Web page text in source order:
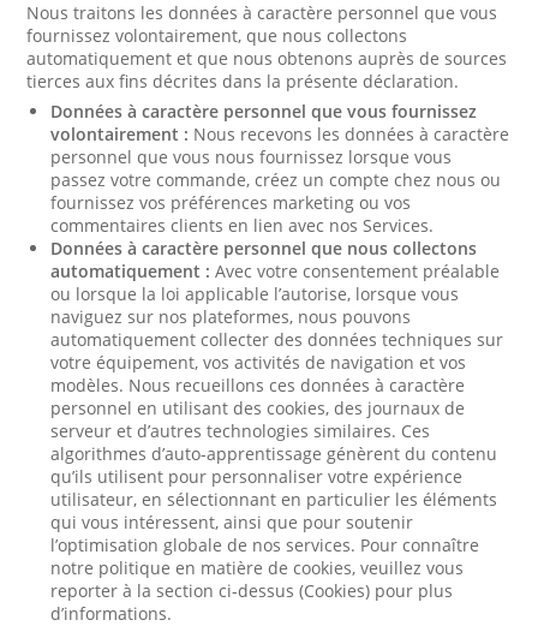
Nous traitons les données à caractère personnel que vous
fournissez volontairement, que nous collectons
automatiquement et que nous obtenons auprès de sources
tierces aux fins décrites dans la présente déclaration.
Données à caractère personnel que vous fournissez
volontairement : Nous recevons les données à caractère
personnel que vous nous fournissez lorsque vous
passez votre commande, créez un compte chez nous ou
fournissez vos préférences marketing ou vos
commentaires clients en lien avec nos Services.
Données à caractère personnel que nous collectons
automatiquement : Avec votre consentement préalable
ou lorsque la loi applicable l’autorise, lorsque vous
naviguez sur nos plateformes, nous pouvons
automatiquement collecter des données techniques sur
votre équipement, vos activités de navigation et vos
modèles. Nous recueillons ces données à caractère
personnel en utilisant des cookies, des journaux de
serveur et d’autres technologies similaires. Ces
algorithmes d’auto-apprentissage génèrent du contenu
qu’ils utilisent pour personnaliser votre expérience
utilisateur, en sélectionnant en particulier les éléments
qui vous intéressent, ainsi que pour soutenir
l’optimisation globale de nos services. Pour connaître
notre politique en matière de cookies, veuillez vous
reporter à la section ci-dessus (Cookies) pour plus
d’informations.